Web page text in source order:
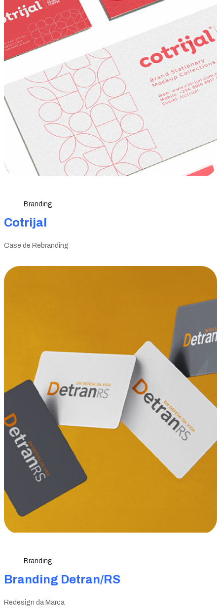
Branding
Cotrijal
Case de Rebranding
Branding
Branding Detran/RS
Redesign da Marca